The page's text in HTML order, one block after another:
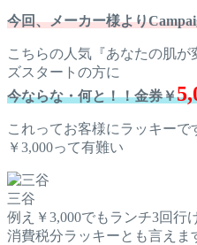
今回、メーカー様より
こちらの人気『あなたの肌
ズスタートの方に
今ならな・何と！！金券￥5
これってお客様にラッキーで
￥3,000って有難い
三谷
例え￥3,000でもランチ3回行
消費税分ラッキーとも言えま